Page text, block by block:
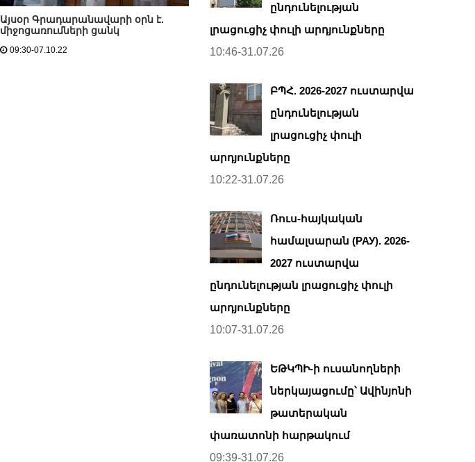
Այսօր Գրադարանավարի օրն է.
միջոցառումների ցանկ
09:30-07.10.22
ընդունելության
լրացուցիչ փուլի արդյունքները
10:46-31.07.26
ԲՊՀ. 2026-2027 ուստարվա
ընդունելության
լրացուցիչ փուլի
արդյունքները
10:22-31.07.26
Ռուս-հայկական
համալսարան (РАУ). 2026-
2027 ուստարվա
ընդունելության լրացուցիչ փուլի
արդյունքները
10:07-31.07.26
ԵԹԿՊԻ-ի ուսանողների
ներկայացումը՝ Ավինյոնի
թատերական
փառատոնի հարթակում
09:39-31.07.26